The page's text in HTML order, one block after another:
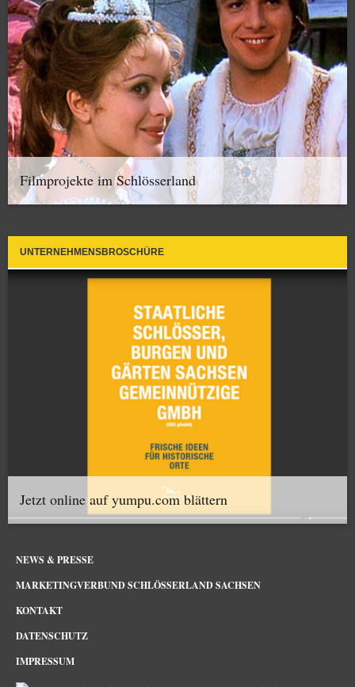
Filmprojekte im Schlösserland
UNTERNEHMENSBROSCHÜRE
Jetzt online auf yumpu.com blättern
NEWS & PRESSE
MARKETINGVERBUND SCHLÖSSERLAND SACHSEN
KONTAKT
DATENSCHUTZ
IMPRESSUM